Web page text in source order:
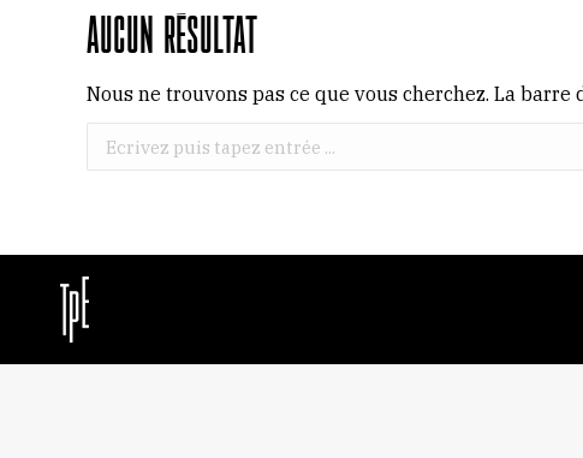
Aucun résultat
Nous ne trouvons pas ce que vous cherchez. La
Recherche
: